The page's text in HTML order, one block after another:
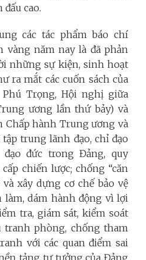
cao.
các tác phẩm báo chí
vàng năm nay là đã phản
những sự kiện, sinh hoạt
ra mắt các cuốn sách của
Trọng, Hội nghị giữa
ương lần thứ bảy) và
Chấp hành Trung ương và
trung lãnh đạo, chỉ đạo
đức trong Đảng, quy
chiến lược; chống “căn
xây dựng cơ chế bảo vệ
làm, dám hành động vì lợi
tra, giám sát, kiểm soát
tranh phòng, chống tham
với các quan điểm sai